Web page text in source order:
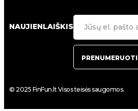
NAUJIENLAIŠKIS
PRENUMERUOTI
© 2025 FinFun.lt Visos teisės saugomos.